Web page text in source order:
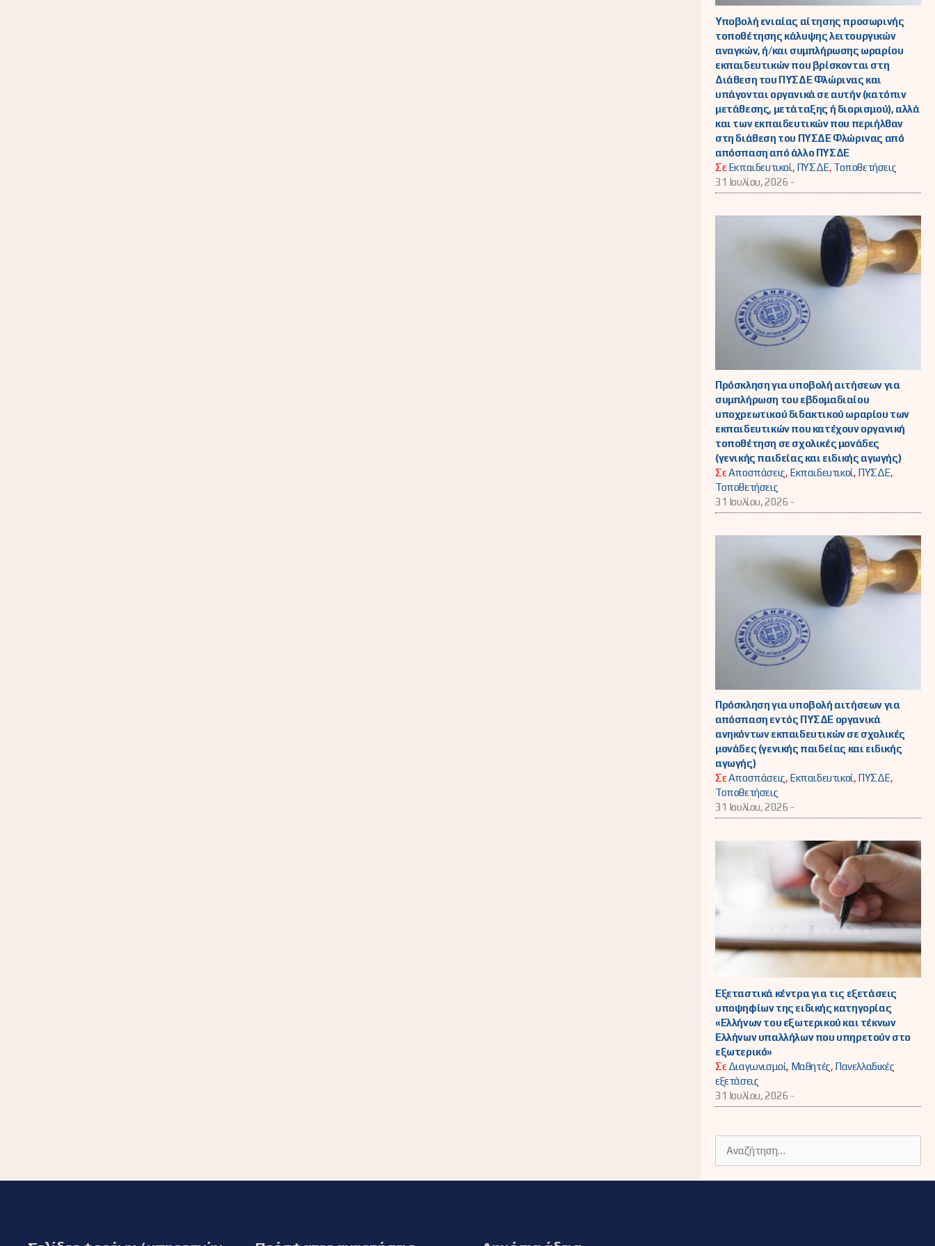
Υποβολή ενιαίας αίτησης προσωρινής
τοποθέτησης κάλυψης λειτουργικών
αναγκών, ή/και συμπλήρωσης ωραρίου
εκπαιδευτικών που βρίσκονται στη
Διάθεση του ΠΥΣΔΕ Φλώρινας και
υπάγονται οργανικά σε αυτήν (κατόπιν
μετάθεσης, μετάταξης ή διορισμού), αλλά
και των εκπαιδευτικών που περιήλθαν
στη διάθεση του ΠΥΣΔΕ Φλώρινας από
απόσπαση από άλλο ΠΥΣΔΕ
ΣεΕκπαιδευτικοί, ΠΥΣΔΕ, Τοποθετήσεις
31 Ιουλίου, 2026 -
Πρόσκληση για υποβολή αιτήσεων για
συμπλήρωση του εβδομαδιαίου
υποχρεωτικού διδακτικού ωραρίου των
εκπαιδευτικών που κατέχουν οργανική
τοποθέτηση σε σχολικές μονάδες
(γενικής παιδείας και ειδικής αγωγής)
ΣεΑποσπάσεις, Εκπαιδευτικοί, ΠΥΣΔΕ,
Τοποθετήσεις
31 Ιουλίου, 2026 -
Πρόσκληση για υποβολή αιτήσεων για
απόσπαση εντός ΠΥΣΔΕ οργανικά
ανηκόντων εκπαιδευτικών σε σχολικές
μονάδες (γενικής παιδείας και ειδικής
αγωγής)
ΣεΑποσπάσεις, Εκπαιδευτικοί, ΠΥΣΔΕ,
Τοποθετήσεις
31 Ιουλίου, 2026 -
Εξεταστικά κέντρα για τις εξετάσεις
υποψηφίων της ειδικής κατηγορίας
«Ελλήνων του εξωτερικού και τέκνων
Ελλήνων υπαλλήλων που υπηρετούν στο
εξωτερικό»
ΣεΔιαγωνισμοί, Μαθητές, Πανελλαδικές
εξετάσεις
31 Ιουλίου, 2026 -
για: